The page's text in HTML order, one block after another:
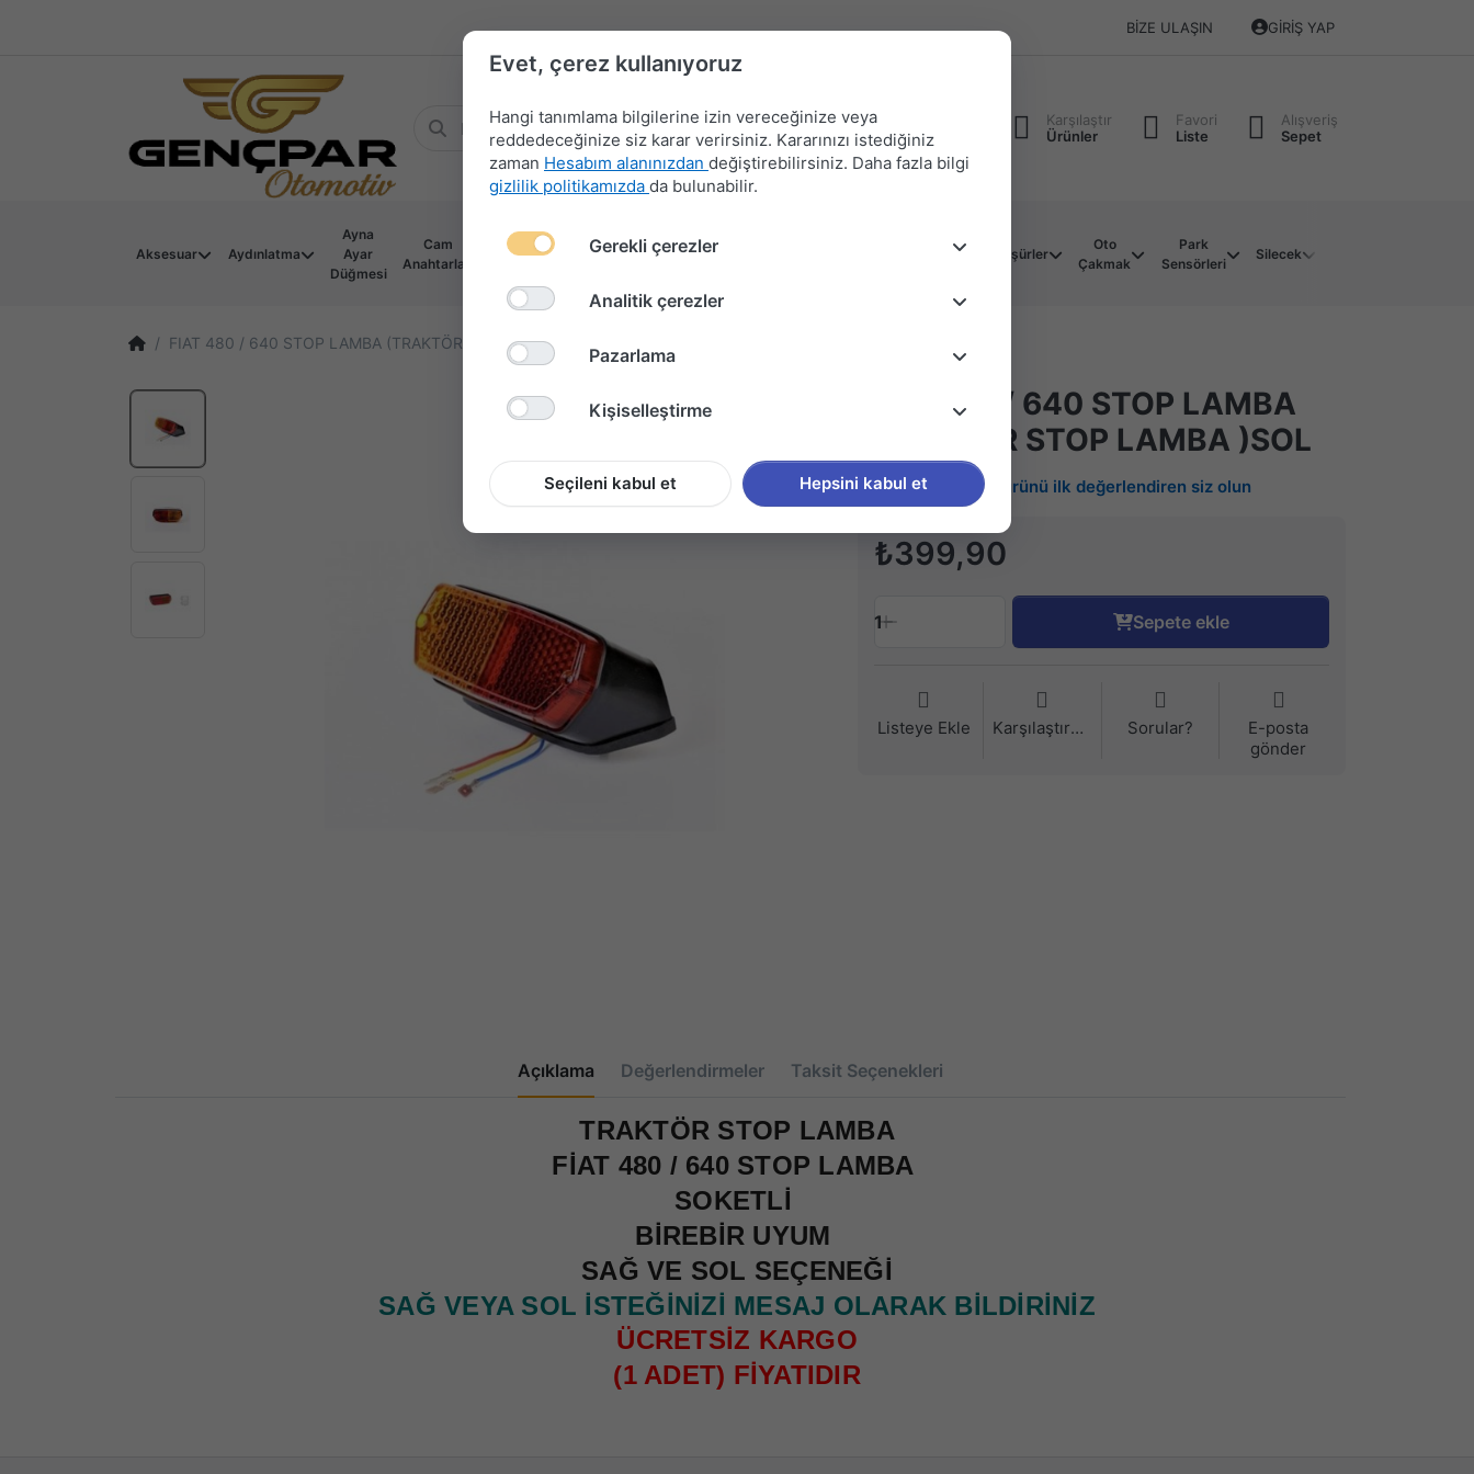
BIZE ULAŞIN GIRIŞ YAP
Karşılaştır
Ürünler
Favori
Liste
Alışveriş
Sepet
Aksesuar Aydınlatma
Ayna
Ayar
Düğmesi
Cam
Anahtarları
Devre
Far
Sinyal-
Merkezi
Müşürler
Oto
Çakmak
Park
Sensörleri
Silecek
FIAT 480 / 640 STOP LAMBA (TRAKTÖR STOP LAMBA )SOL
FIAT 480 / 640 STOP LAMBA
(TRAKTÖR STOP LAMBA )SOL
Bu ürünü ilk değerlendiren siz olun
₺399,90
1 Sepete ekle
Listeye Ekle Karşılaştırma Sorular?
E-posta
gönder
Açıklama Değerlendirmeler Taksit Seçenekleri
TRAKTÖR STOP LAMBA
FİAT 480 / 640 STOP LAMBA
SOKETLİ
BİREBİR UYUM
SAĞ VE SOL SEÇENEĞİ
SAĞ VEYA SOL İSTEĞİNİZİ MESAJ OLARAK BİLDİRİNİZ
ÜCRETSİZ KARGO
(1 ADET) FİYATIDIR
Evet, çerez kullanıyoruz
Hangi tanımlama bilgilerine izin vereceğinize veya
reddedeceğinize siz karar verirsiniz. Kararınızı istediğiniz
zaman Hesabım alanınızdan değiştirebilirsiniz. Daha fazla bilgi
gizlilik politikamızda da bulunabilir.
Gerekli çerezler
Analitik çerezler
Pazarlama
Kişiselleştirme
Seçileni kabul et Hepsini kabul et